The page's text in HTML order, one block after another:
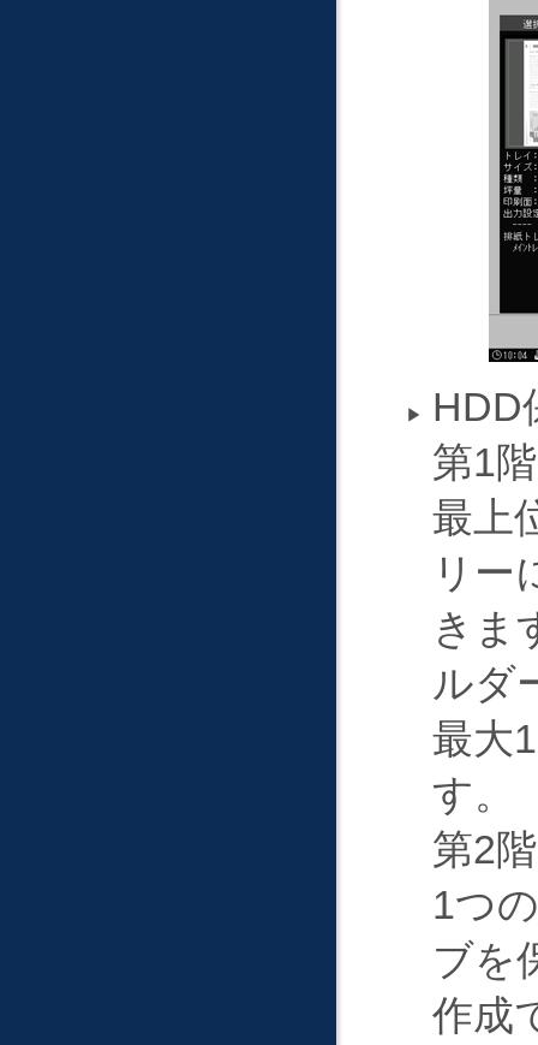
HDD
第1
最上
リー
きま
ルダ
最大
す。
第2
1つ
ブを
作成